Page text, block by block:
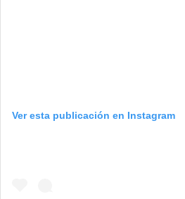
Ver esta publicación en Instagram